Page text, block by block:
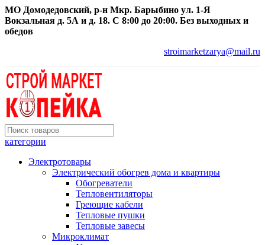
МО Домодедовский, р-н Мкр. Барыбино ул. 1-Я
Вокзальная д. 5А и д. 18. С 8:00 до 20:00. Без выходных и
обедов
stroimarketzarya@mail.ru
категории
Электротовары
Электрический обогрев дома и квартиры
Обогреватели
Тепловентиляторы
Греющие кабели
Тепловые пушки
Тепловые завесы
Микроклимат